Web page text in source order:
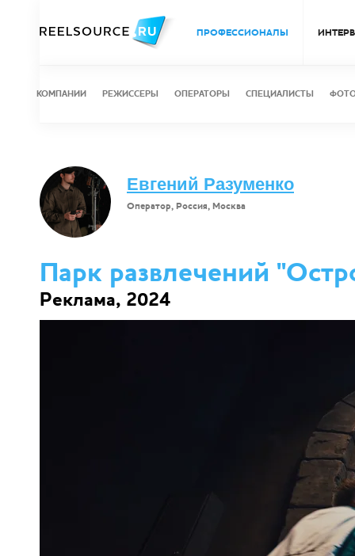
ПРОФЕССИОНАЛЫ
КОМПАНИИ РЕЖИССЕРЫ ОПЕРАТОРЫ СПЕЦИАЛИСТЫ
Евгений Разуменко
Оператор, Россия, Москва
Парк развлечений
Реклама, 2024